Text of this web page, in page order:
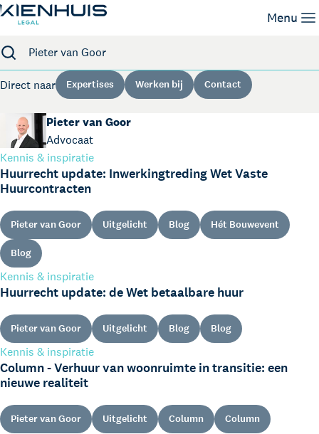
Menu
Expertises
Mensen
Kennis
Werken bij
Contact
Zoeken
Direct naar Expertises Werken bij Contact
Kennis & inspiratie
Huurrecht update: Inwerkingtreding Wet Vaste
Huurcontracten
Pieter van Goor Uitgelicht Blog Hét Bouwevent
Blog
Kennis & inspiratie
Huurrecht update: de Wet betaalbare huur
Pieter van Goor Uitgelicht Blog Blog
Kennis & inspiratie
Column - Verhuur van woonruimte in transitie: een
nieuwe realiteit
Pieter van Goor Uitgelicht Column Column
Pieter van Goor
Advocaat